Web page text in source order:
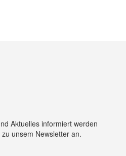
Aktuelles informiert werden
unsem Newsletter an.